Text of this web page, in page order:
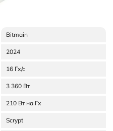
Bitmain
2024
16 Гх/с
3 360 Вт
210 Вт на Гх
Scrypt